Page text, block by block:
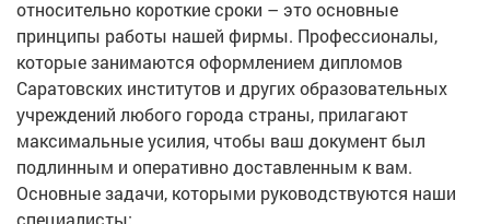
относительно короткие сроки – это основные
принципы работы нашей фирмы. Профессионалы,
которые занимаются оформлением дипломов
Саратовских институтов и других образовательных
учреждений любого города страны, прилагают
максимальные усилия, чтобы ваш документ был
подлинным и оперативно доставленным к вам.
Основные задачи, которыми руководствуются наши
специалисты: